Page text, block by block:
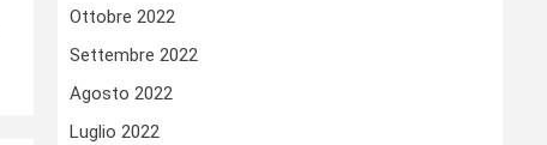
Ottobre 2022
Settembre 2022
Agosto 2022
Luglio 2022